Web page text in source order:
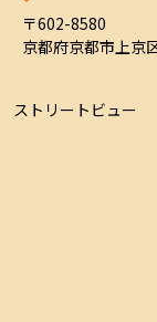
〒602-8580
京都府京都市上京
ストリートビュー